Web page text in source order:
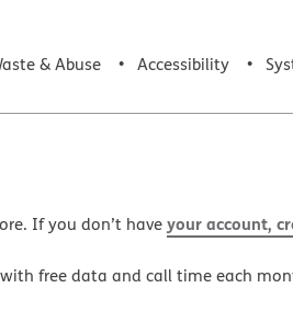
& Abuse Accessibility
If you don’t haveyour account,
free data and call time each